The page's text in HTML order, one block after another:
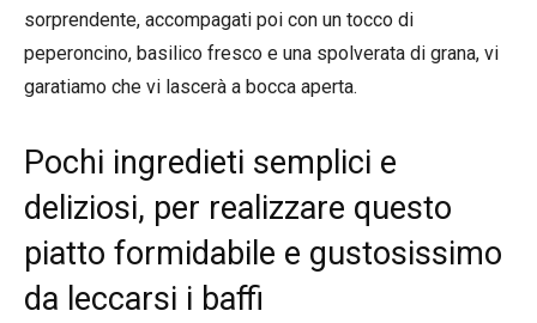
sorprendente, accompagati poi con un tocco di
peperoncino, basilico fresco e una spolverata di grana, vi
garatiamo che vi lascerà a bocca aperta.
Pochi ingredieti semplici e
deliziosi, per realizzare questo
piatto formidabile e gustosissimo
da leccarsi i baffi